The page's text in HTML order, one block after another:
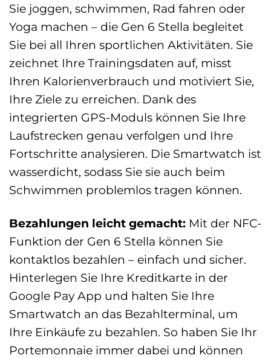
Sie joggen, schwimmen, Rad fahren oder
Yoga machen – die Gen 6 Stella begleitet
Sie bei all Ihren sportlichen Aktivitäten. Sie
zeichnet Ihre Trainingsdaten auf, misst
Ihren Kalorienverbrauch und motiviert Sie,
Ihre Ziele zu erreichen. Dank des
integrierten GPS-Moduls können Sie Ihre
Laufstrecken genau verfolgen und Ihre
Fortschritte analysieren. Die Smartwatch ist
wasserdicht, sodass Sie sie auch beim
Schwimmen problemlos tragen können.
Bezahlungen leicht gemacht: Mit der NFC-
Funktion der Gen 6 Stella können Sie
kontaktlos bezahlen – einfach und sicher.
Hinterlegen Sie Ihre Kreditkarte in der
Google Pay App und halten Sie Ihre
Smartwatch an das Bezahlterminal, um
Ihre Einkäufe zu bezahlen. So haben Sie Ihr
Portemonnaie immer dabei und können